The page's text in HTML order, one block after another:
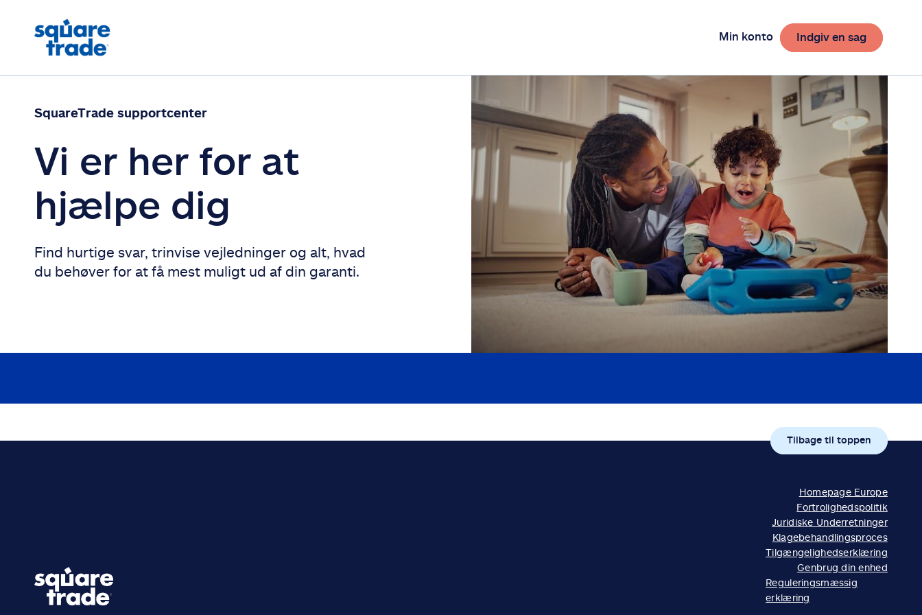
Min konto Indgiv en sag
SquareTrade supportcenter
Vi er her for at
hjælpe dig
Find hurtige svar, trinvise vejledninger og alt, hvad
du behøver for at få mest muligt ud af din garanti.
Tilbage til toppen
Homepage Europe
Fortrolighedspolitik
Juridiske Underretninger
Klagebehandlingsproces
Tilgængelighedserklæring
Genbrug din enhed
Reguleringsmæssig
erklæring